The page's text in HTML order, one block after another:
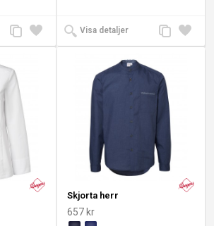
Lägg
till i
Lägg
till
Visa detaljer
Lägg
till i
Lägg
till
Skjorta herr
657 kr